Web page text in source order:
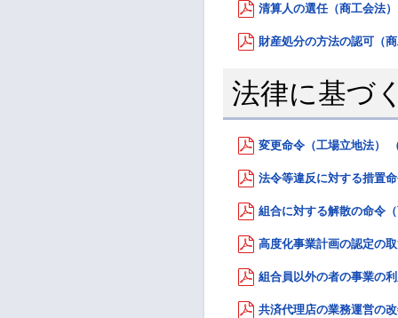
清算人の選任（商工会法
財産処分の方法の認可（
法律に基づ
変更命令（工場立地法）
法令等違反に対する措置
組合に対する解散の命令
高度化事業計画の認定の
組合員以外の者の事業の
共済代理店の業務運営の